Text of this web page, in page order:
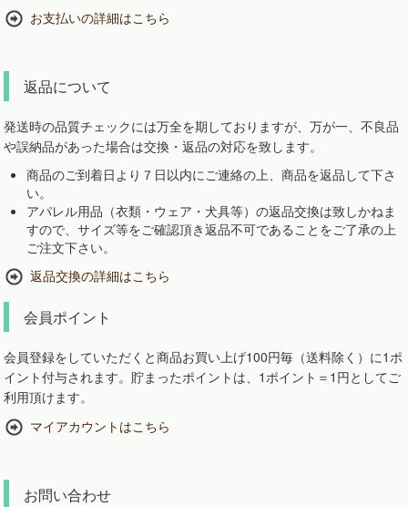
お支払いの詳細はこちら
返品について
発送時の品質チェックには万全を期しておりますが、万が一、不良品
や誤納品があった場合は交換・返品の対応を致します。
商品のご到着日より７日以内にご連絡の上、商品を返品して下さ
い。
アパレル用品（衣類・ウェア・犬具等）の返品交換は致しかねま
すので、サイズ等をご確認頂き返品不可であることをご了承の上
ご注文下さい。
返品交換の詳細はこちら
会員ポイント
会員登録をしていただくと商品お買い上げ100円毎（送料除く）に1ポ
イント付与されます。貯まったポイントは、1ポイント＝1円としてご
利用頂けます。
マイアカウントはこちら
お問い合わせ